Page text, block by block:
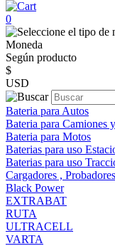
0
Moneda
Según producto
$
USD
Bateria para Autos
Bateria para Camiones
Bateria para Motos
Baterias para uso
Baterias para uso
Cargadores ,
Black Power
EXTRABAT
RUTA
ULTRACELL
VARTA